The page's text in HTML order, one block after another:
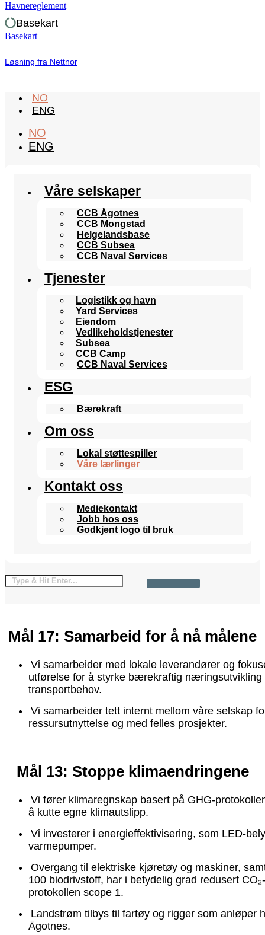
Havnereglement
Basekart
Basekart
Løsning fra Nettnor
NO
ENG
NO
ENG
Våre selskaper
CCB Ågotnes
CCB Mongstad
Helgelandsbase
CCB Subsea
CCB Naval Services
Tjenester
Logistikk og havn
Yard Services
Eiendom
Vedlikeholdstjenester
Subsea
CCB Camp
CCB Naval Services
ESG
Bærekraft
Om oss
Lokal støttespiller
Våre lærlinger
Kontakt oss
Mediekontakt
Jobb hos oss
Godkjent logo til bruk
Mål 17: Samarbeid for å nå målene
Vi samarbeider med lokale leverandører og
utførelse for å styrke bærekraftig næringsutvikling
transportbehov.
Vi samarbeider tett internt mellom våre selskap
ressursutnyttelse og med felles prosjekter.
Mål 13: Stoppe klimaendringene
Vi fører klimaregnskap basert på GHG-
å kutte egne klimautslipp.
Vi investerer i energieffektivisering, som LED-
varmepumper.
Overgang til elektriske kjøretøy og maskiner,
100 biodrivstoff, har i betydelig grad redusert
protokollen scope 1.
Landstrøm tilbys til fartøy og rigger som anløper
Ågotnes.